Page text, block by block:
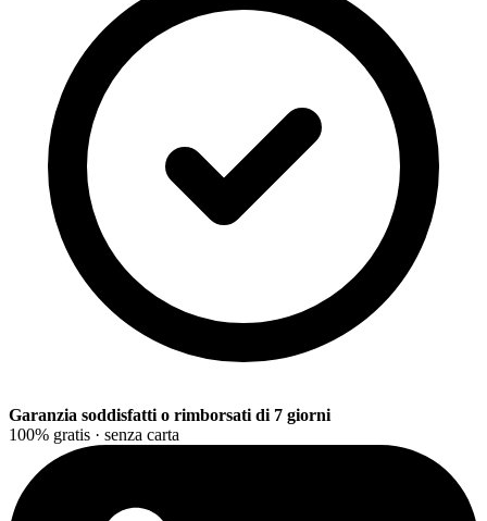
Garanzia soddisfatti o rimborsati di 7 giorni
100% gratis · senza carta